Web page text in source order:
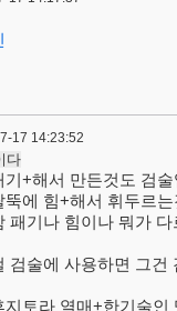
17 14:23:52
다
기+해서 만든것도 검술
뚝에 힘+해서 휘두르
패기나 힘이나 뭐가
검술에 사용하면 그건
지토라 열매+한기술인